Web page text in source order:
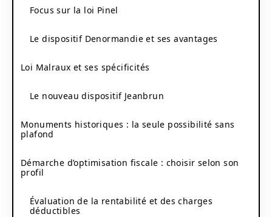
Focus sur la loi Pinel
Le dispositif Denormandie et ses avantages
Loi Malraux et ses spécificités
Le nouveau dispositif Jeanbrun
Monuments historiques : la seule possibilité sans
plafond
Démarche d’optimisation fiscale : choisir selon son
profil
Évaluation de la rentabilité et des charges
déductibles